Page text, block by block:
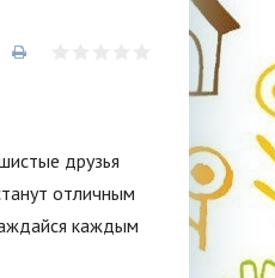
друзья
отличным
каждым